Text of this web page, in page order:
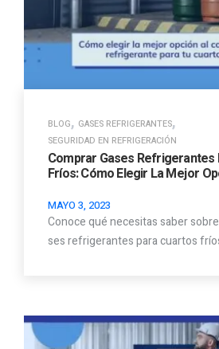
BLOG, GASES REFRIGERANTES,
SEGURIDAD EN REFRIGERACIÓN
Comprar Gases Refrigerantes
Fríos: Cómo Elegir La Mejor
MAYO 3, 2023
Conoce qué necesitas saber
ses refrigerantes para cuartos